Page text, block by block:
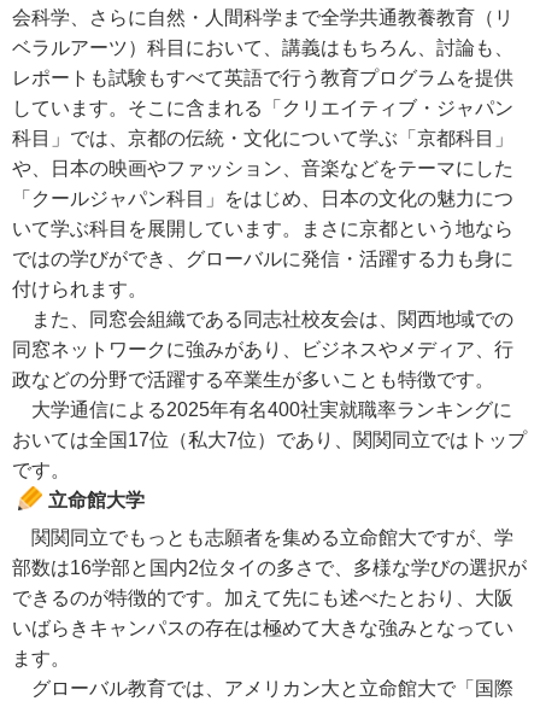
会科学、さらに自然・人間科学まで全学共通教養教育（リ
ベラルアーツ）科目において、講義はもちろん、討論も、
レポートも試験もすべて英語で行う教育プログラムを提供
しています。そこに含まれる「クリエイティブ・ジャパン
科目」では、京都の伝統・文化について学ぶ「京都科目」
や、日本の映画やファッション、音楽などをテーマにした
「クールジャパン科目」をはじめ、日本の文化の魅力につ
いて学ぶ科目を展開しています。まさに京都という地なら
ではの学びができ、グローバルに発信・活躍する力も身に
付けられます。
また、同窓会組織である同志社校友会は、関西地域での
同窓ネットワークに強みがあり、ビジネスやメディア、行
政などの分野で活躍する卒業生が多いことも特徴です。
大学通信による2025年有名400社実就職率ランキングに
おいては全国17位（私大7位）であり、関関同立ではトップ
です。
立命館大学
関関同立でもっとも志願者を集める立命館大ですが、学
部数は16学部と国内2位タイの多さで、多様な学びの選択が
できるのが特徴的です。加えて先にも述べたとおり、大阪
いばらきキャンパスの存在は極めて大きな強みとなってい
ます。
グローバル教育では、アメリカン大と立命館大で「国際